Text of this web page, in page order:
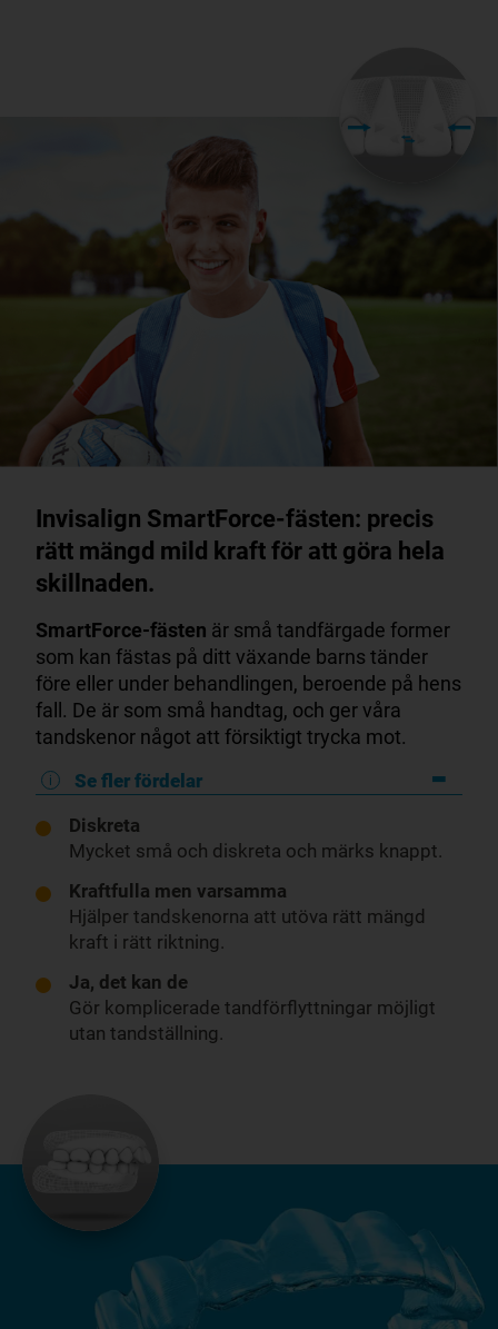
Invisalign SmartForce-fästen: precis
rätt mängd mild kraft för att göra hela
skillnaden.
SmartForce-fästen är små tandfärgade former
som kan fästas på ditt växande barns tänder
före eller under behandlingen, beroende på hens
fall. De är som små handtag, och ger våra
tandskenor något att försiktigt trycka mot.
Se fler fördelar
Diskreta
Mycket små och diskreta och märks knappt.
Kraftfulla men varsamma
Hjälper tandskenorna att utöva rätt mängd
kraft i rätt riktning.
Ja, det kan de
Gör komplicerade tandförflyttningar möjligt
utan tandställning.